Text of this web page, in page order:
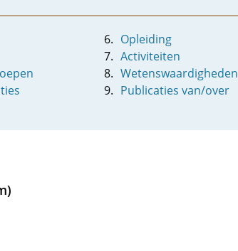
Opleiding
Activiteiten
Wetenswaardigheden
Publicaties van/over